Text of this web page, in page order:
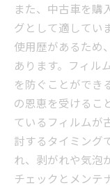
また、中古車を購
グとして適してい
使用歴があるため
あります。フィル
を防ぐことができ
の恩恵を受けるこ
ているフィルムが
討するタイミング
れ、剥がれや気泡
チェックとメンテ